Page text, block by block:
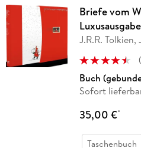
Briefe vom
J.R.R. Tolkien,
(
Buch
Sofort
35,00 €*
Taschenbuch